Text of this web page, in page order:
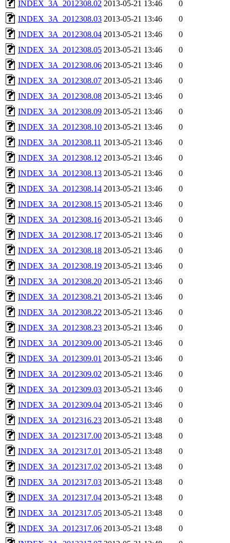
INDEX_3A_2012308.02 2013-05-21 13:46
0
INDEX_3A_2012308.03 2013-05-21 13:46
0
INDEX_3A_2012308.04 2013-05-21 13:46
0
INDEX_3A_2012308.05 2013-05-21 13:46
0
INDEX_3A_2012308.06 2013-05-21 13:46
0
INDEX_3A_2012308.07 2013-05-21 13:46
0
INDEX_3A_2012308.08 2013-05-21 13:46
0
INDEX_3A_2012308.09 2013-05-21 13:46
0
INDEX_3A_2012308.10 2013-05-21 13:46
0
INDEX_3A_2012308.11 2013-05-21 13:46
0
INDEX_3A_2012308.12 2013-05-21 13:46
0
INDEX_3A_2012308.13 2013-05-21 13:46
0
INDEX_3A_2012308.14 2013-05-21 13:46
0
INDEX_3A_2012308.15 2013-05-21 13:46
0
INDEX_3A_2012308.16 2013-05-21 13:46
0
INDEX_3A_2012308.17 2013-05-21 13:46
0
INDEX_3A_2012308.18 2013-05-21 13:46
0
INDEX_3A_2012308.19 2013-05-21 13:46
0
INDEX_3A_2012308.20 2013-05-21 13:46
0
INDEX_3A_2012308.21 2013-05-21 13:46
0
INDEX_3A_2012308.22 2013-05-21 13:46
0
INDEX_3A_2012308.23 2013-05-21 13:46
0
INDEX_3A_2012309.00 2013-05-21 13:46
0
INDEX_3A_2012309.01 2013-05-21 13:46
0
INDEX_3A_2012309.02 2013-05-21 13:46
0
INDEX_3A_2012309.03 2013-05-21 13:46
0
INDEX_3A_2012309.04 2013-05-21 13:46
0
INDEX_3A_2012316.23 2013-05-21 13:48
0
INDEX_3A_2012317.00 2013-05-21 13:48
0
INDEX_3A_2012317.01 2013-05-21 13:48
0
INDEX_3A_2012317.02 2013-05-21 13:48
0
INDEX_3A_2012317.03 2013-05-21 13:48
0
INDEX_3A_2012317.04 2013-05-21 13:48
0
INDEX_3A_2012317.05 2013-05-21 13:48
0
INDEX_3A_2012317.06 2013-05-21 13:48
0